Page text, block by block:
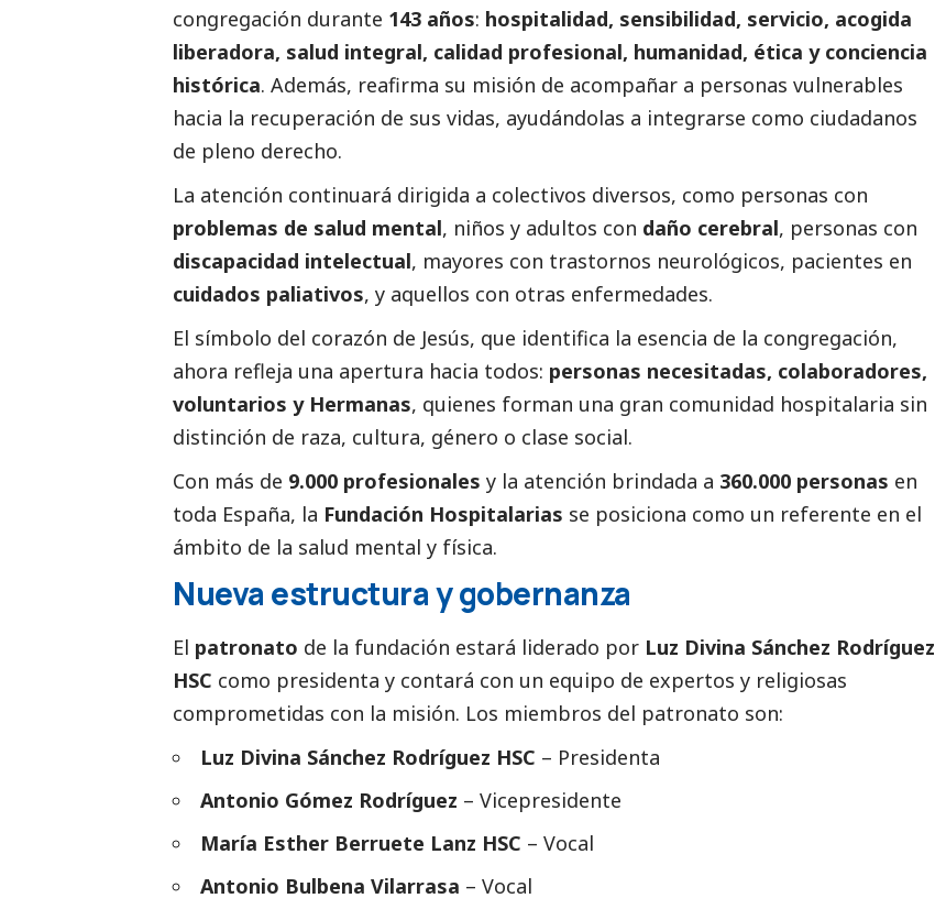
congregación durante 143 años: hospitalidad, sensibilidad, servicio, acogida
liberadora, salud integral, calidad profesional, humanidad, ética y conciencia
histórica. Además, reafirma su misión de acompañar a personas vulnerables
hacia la recuperación de sus vidas, ayudándolas a integrarse como ciudadanos
de pleno derecho.
La atención continuará dirigida a colectivos diversos, como personas con
problemas de salud mental, niños y adultos con daño cerebral, personas con
discapacidad intelectual, mayores con trastornos neurológicos, pacientes en
cuidados paliativos, y aquellos con otras enfermedades.
El símbolo del corazón de Jesús, que identifica la esencia de la congregación,
ahora refleja una apertura hacia todos: personas necesitadas, colaboradores,
voluntarios y Hermanas, quienes forman una gran comunidad hospitalaria sin
distinción de raza, cultura, género o clase social.
Con más de 9.000 profesionales y la atención brindada a 360.000 personas en
toda España, la Fundación Hospitalarias se posiciona como un referente en el
ámbito de la salud mental y física.
Nueva estructura y gobernanza
El patronato de la fundación estará liderado por Luz Divina Sánchez Rodríguez
HSC como presidenta y contará con un equipo de expertos y religiosas
comprometidas con la misión. Los miembros del patronato son:
Luz Divina Sánchez Rodríguez HSC – Presidenta
Antonio Gómez Rodríguez – Vicepresidente
María Esther Berruete Lanz HSC – Vocal
Antonio Bulbena Vilarrasa – Vocal